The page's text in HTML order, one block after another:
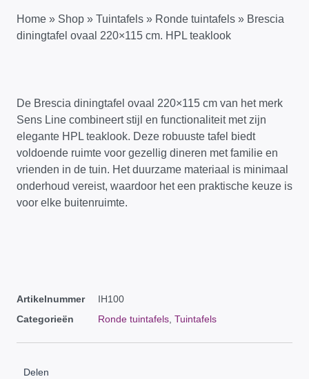
Home » Shop » Tuintafels » Ronde tuintafels » Brescia
diningtafel ovaal 220×115 cm. HPL teaklook
De Brescia diningtafel ovaal 220×115 cm van het merk
Sens Line combineert stijl en functionaliteit met zijn
elegante HPL teaklook. Deze robuuste tafel biedt
voldoende ruimte voor gezellig dineren met familie en
vrienden in de tuin. Het duurzame materiaal is minimaal
onderhoud vereist, waardoor het een praktische keuze is
voor elke buitenruimte.
Artikelnummer
IH100
Categorieën
Ronde tuintafels, Tuintafels
Delen